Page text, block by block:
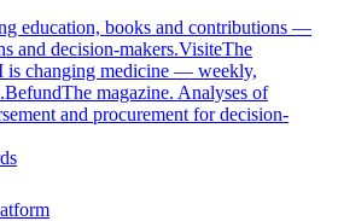
education, books and contributions —
and decision-makers.VisiteThe
is changing medicine — weekly,
BefundThe magazine. Analyses of
and procurement for decision-